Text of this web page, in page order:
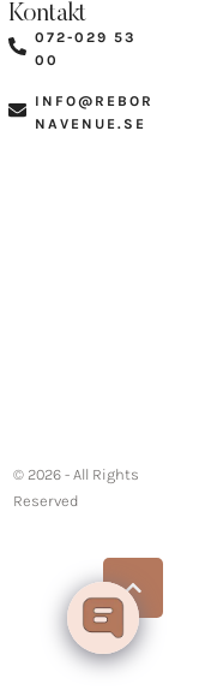
Kontakt
072-029 53
00​
INFO@REBOR
NAVENUE.SE​
© 2026 - All Rights
Reserved